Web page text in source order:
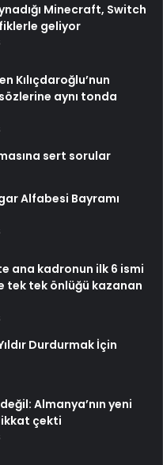
Minecraft, Switch
geliyor
Kılıçdaroğlu’nun
sözlerine aynı tonda
sert sorular
Alfabesi Bayramı
ana kadronun ilk 6 ismi
tek tek önlüğü kazanan
Durdurmak İçin
Almanya’nın yeni
çekti